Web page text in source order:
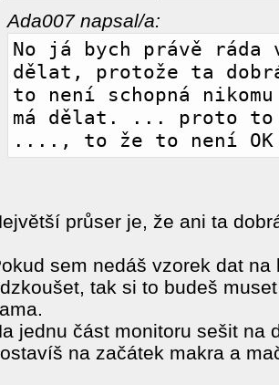
Ada007 napsal/a:
No já bych právě ráda
dělat, protože ta
to není schopná
má dělat. ... proto to
...., to že to není OK
průser je, že ani ta
sem nedáš vzorek dat na
tak si to budeš
jednu část monitoru sešit na
na začátek makra a